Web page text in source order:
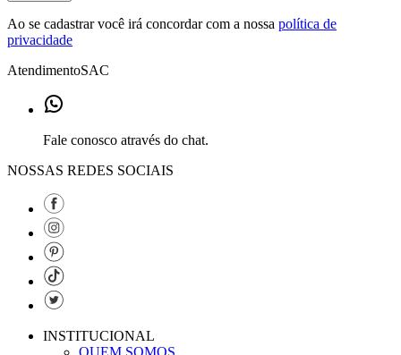
Ao se cadastrar você irá concordar com a nossa política de
privacidade
AtendimentoSAC
Fale conosco através do chat.
NOSSAS REDES SOCIAIS
INSTITUCIONAL
QUEM SOMOS